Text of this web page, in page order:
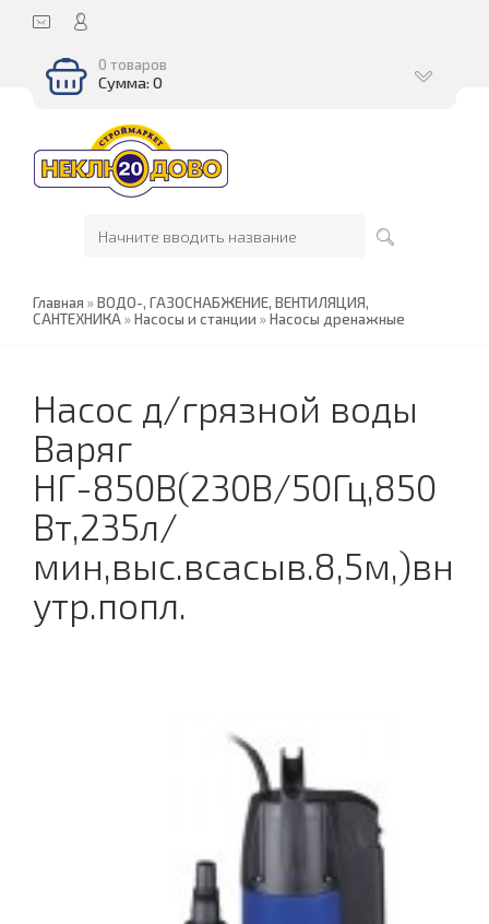
0 товаров
Сумма: 0
Главная »ВОДО-, ГАЗОСНАБЖЕНИЕ, ВЕНТИЛЯЦИЯ,
САНТЕХНИКА»Насосы и станции »Насосы дренажные
Насос д/грязной воды
Варяг
НГ-850В(230В/50Гц,850
Вт,235л/
мин,выс.всасыв.8,5м,)вн
утр.попл.